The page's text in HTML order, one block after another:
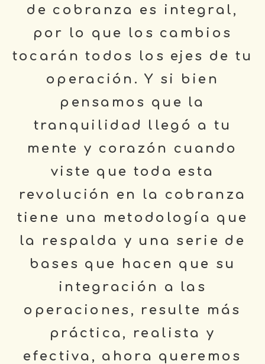
de cobranza es integral,
por lo que los cambios
tocarán todos los ejes de tu
operación. Y si bien
pensamos que la
tranquilidad llegó a tu
mente y corazón cuando
viste que toda esta
revolución en la cobranza
tiene una metodología que
la respalda y una serie de
bases que hacen que su
integración a las
operaciones, resulte más
práctica, realista y
efectiva, ahora queremos